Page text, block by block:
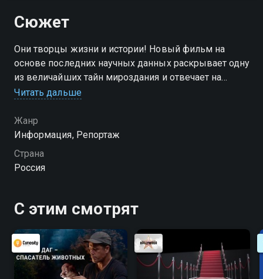
Сюжет
Они творцы жизни и истории! Новый фильм на
основе последних научных данных раскрывает одну
из величайших тайн мироздания и отвечает на
вопрос - зачем планете вулканы?
Читать дальше
Жанр
Информация, Репортаж
Страна
Россия
С этим смотрят